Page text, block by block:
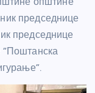
председнице
председнице